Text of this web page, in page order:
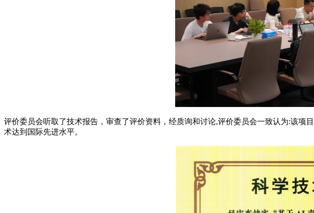
评价委员会听取了技术报告，审查了评价资料，经质询和讨论,评价委员会一致认为:该
术达到国际先进水平。